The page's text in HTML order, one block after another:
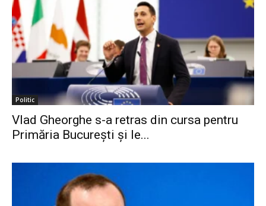
Politic
Vlad Gheorghe s-a retras din cursa pentru
Primăria București și le...